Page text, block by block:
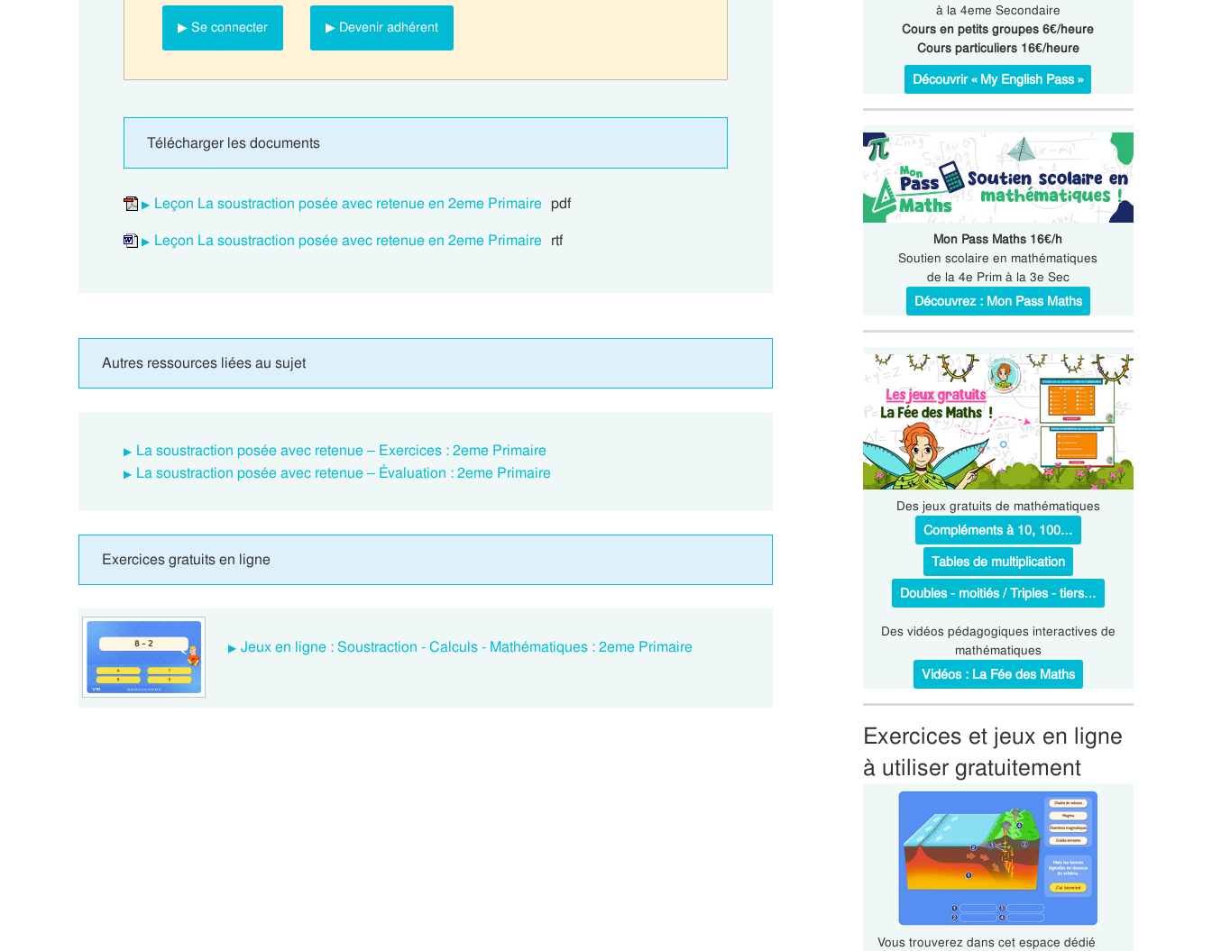
▶ Se connecter ▶ Devenir adhérent
Télécharger les documents
Leçon La soustraction posée avec retenue en 2eme Primaire pdf
Leçon La soustraction posée avec retenue en 2eme Primaire rtf
Autres ressources liées au sujet
La soustraction posée avec retenue – Exercices : 2eme Primaire
La soustraction posée avec retenue – Évaluation : 2eme Primaire
Exercices gratuits en ligne
Jeux en ligne : Soustraction - Calculs - Mathématiques : 2eme Primaire
à la 4eme Secondaire
Cours en petits groupes 6€/heure
Cours particuliers 16€/heure
Découvrir « My English Pass »
Mon Pass Maths 16€/h
Soutien scolaire en mathématiques
de la 4e Prim à la 3e Sec
Découvrez : Mon Pass Maths
Des jeux gratuits de mathématiques
Compléments à 10, 100…
Tables de multiplication
Doubles - moitiés / Triples - tiers…
Des vidéos pédagogiques interactives de
mathématiques
Vidéos : La Fée des Maths
Exercices et jeux en ligne
à utiliser gratuitement
Vous trouverez dans cet espace dédié